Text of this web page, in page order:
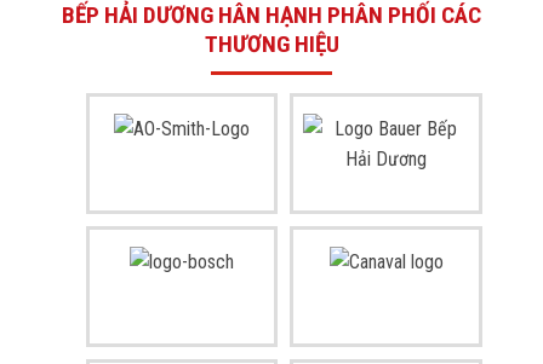
BẾP HẢI DƯƠNG HÂN HẠNH PHÂN PHỐI CÁC
THƯƠNG HIỆU